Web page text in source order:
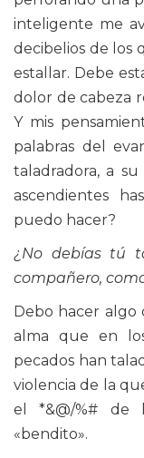
inteligente me
decibelios de los
estallar. Debe
dolor de cabeza
Y mis
palabras del
taladradora, a
ascendientes
puedo hacer?
¿No debías tú
compañero,
Debo hacer
alma que en
pecados han
violencia de la
el *&@/%# de
«bendito».